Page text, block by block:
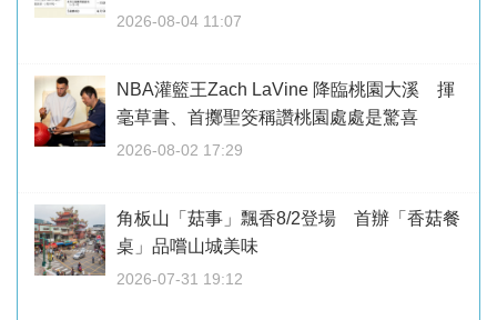
2026-08-04 11:07
NBA灌籃王Zach LaVine 降臨桃園大溪 揮
毫草書、首擲聖筊稱讚桃園處處是驚喜
2026-08-02 17:29
角板山「菇事」飄香8/2登場 首辦「香菇餐
桌」品嚐山城美味
2026-07-31 19:12